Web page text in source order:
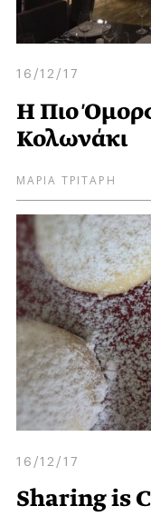
16/12/17
Η Πιο
Κολωνάκι
ΜΑΡΙΑ ΤΡΙΤΑΡΗ
16/12/17
Sharing is